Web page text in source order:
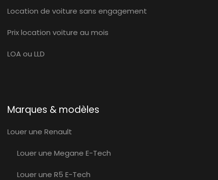
Location de voiture sans engagement
Prix location voiture au mois
LOA ou LLD
Marques & modèles
Louer une Renault
Louer une Megane E-Tech
Louer une R5 E-Tech